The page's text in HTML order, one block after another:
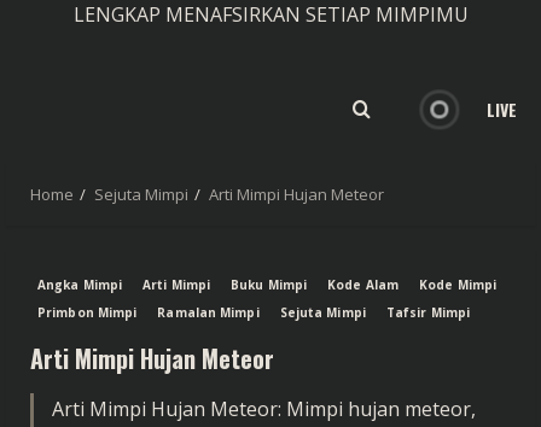
LENGKAP MENAFSIRKAN SETIAP MIMPIMU
LIVE
Home Sejuta Mimpi Arti Mimpi Hujan Meteor
Angka Mimpi Arti Mimpi Buku Mimpi Kode Alam
Kode Mimpi
Primbon Mimpi
Ramalan Mimpi Sejuta Mimpi Tafsir Mimpi
Arti Mimpi Hujan Meteor
Arti Mimpi Hujan Meteor: Mimpi hujan meteor,